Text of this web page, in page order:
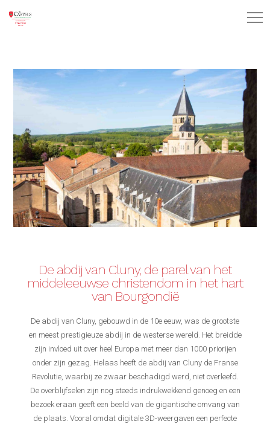
De abdij van Cluny, de parel van het
middeleeuwse christendom in het hart
van Bourgondië
De abdij van Cluny, gebouwd in de 10e eeuw, was de grootste
en meest prestigieuze abdij in de westerse wereld. Het breidde
zijn invloed uit over heel Europa met meer dan 1000 priorijen
onder zijn gezag. Helaas heeft de abdij van Cluny de Franse
Revolutie, waarbij ze zwaar beschadigd werd, niet overleefd.
De overblijfselen zijn nog steeds indrukwekkend genoeg en een
bezoek eraan geeft een beeld van de gigantische omvang van
de plaats. Vooral omdat digitale 3D-weergaven een perfecte